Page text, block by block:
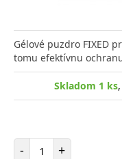
Gélové puzdro FIXED
tomu efektívnu
Skladom 1 ks
- Počet položiek
+